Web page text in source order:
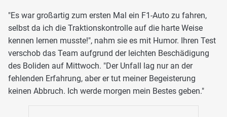
"Es war großartig zum ersten Mal ein F1-Auto zu fahren,
selbst da ich die Traktionskontrolle auf die harte Weise
kennen lernen musste!", nahm sie es mit Humor. Ihren Test
verschob das Team aufgrund der leichten Beschädigung
des Boliden auf Mittwoch. "Der Unfall lag nur an der
fehlenden Erfahrung, aber er tut meiner Begeisterung
keinen Abbruch. Ich werde morgen mein Bestes geben."